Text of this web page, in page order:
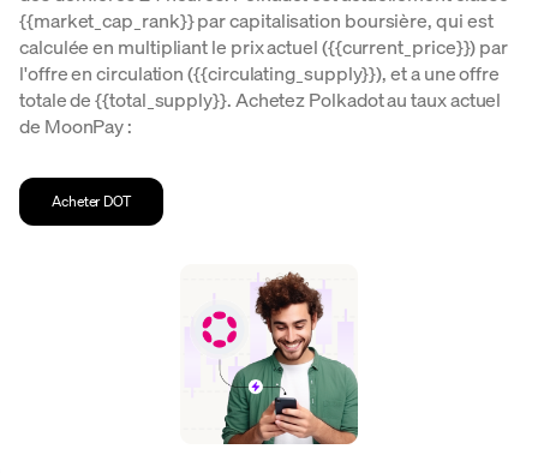
{{market_cap_rank}} par capitalisation boursière, qui est
calculée en multipliant le prix actuel ({{current_price}}) par
l'offre en circulation ({{circulating_supply}}), et a une offre
totale de {{total_supply}}. Achetez Polkadot au taux actuel
de MoonPay :
Acheter DOT